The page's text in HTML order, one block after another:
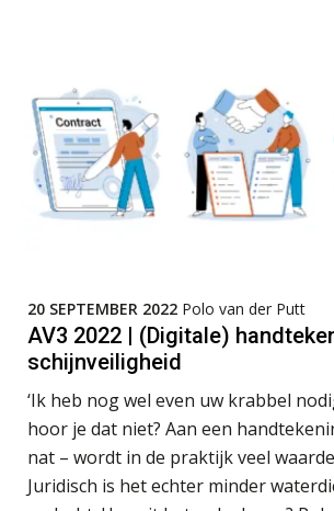
20 SEPTEMBER 2022 Polo van der Putt
AV3 2022 | (Digitale)
schijnveiligheid
‘Ik heb nog wel even uw krabbel
hoor je dat niet? Aan een
nat – wordt in de praktijk veel
Juridisch is het echter minder
gefragmenteerd,
ontbreekt (nog) in
Hoe Hoek en Blok
ondertekenproces
verbeterde
Govers bouwt aan
digitaal fundament
Van najagen naar
waarom
blokkeren (en hoe
ICT & AI | Data als
innovatie
Zelfstandig Assistent Accountant
Samenstelpraktijk
PIA Group
Accountants
PIA Group
Gevorderd Assistent Accountant –
BonsenReuling